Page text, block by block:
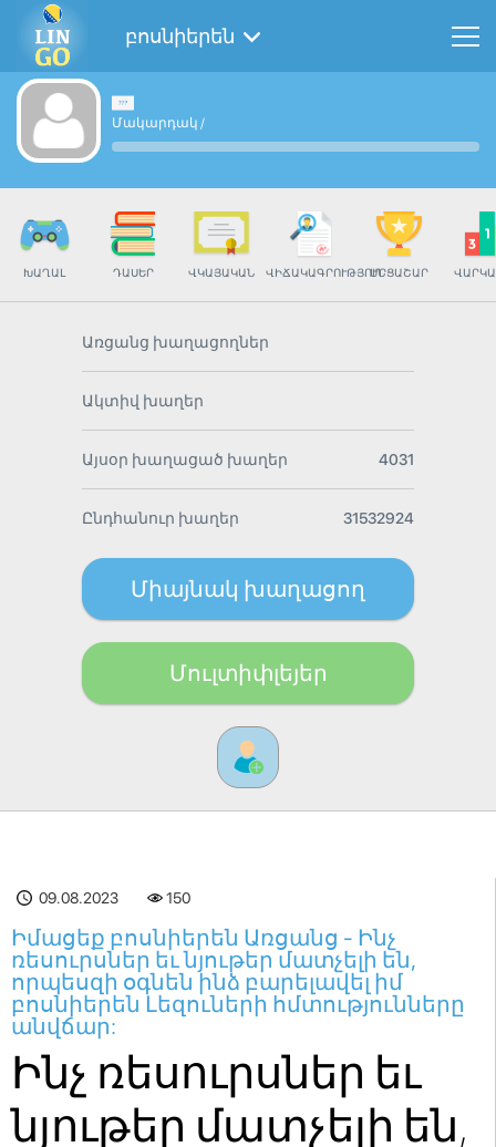
բոսնիերեն
Մակարդակ /
ԽԱՂԱԼ ԴԱՍԵՐ ՎԿԱՅԱԿԱՆ ՎԻՃԱԿԱԳՐՈՒԹՅՈՒՆՄՐՑԱՇԱՐ
Առցանց խաղացողներ
Ակտիվ խաղեր
Այսօր խաղացած խաղեր 4031
Ընդհանուր խաղեր 31532924
Միայնակ խաղացող
Մուլտիփլեյեր
09.08.2023 150
Իմացեք բոսնիերեն Առցանց - Ինչ
ռեսուրսներ եւ նյութեր մատչելի են,
որպեսզի օգնեն ինձ բարելավել իմ
բոսնիերեն Լեզուների հմտությունները
անվճար:
Ինչ ռեսուրսներ եւ
նյութեր մատչելի են,